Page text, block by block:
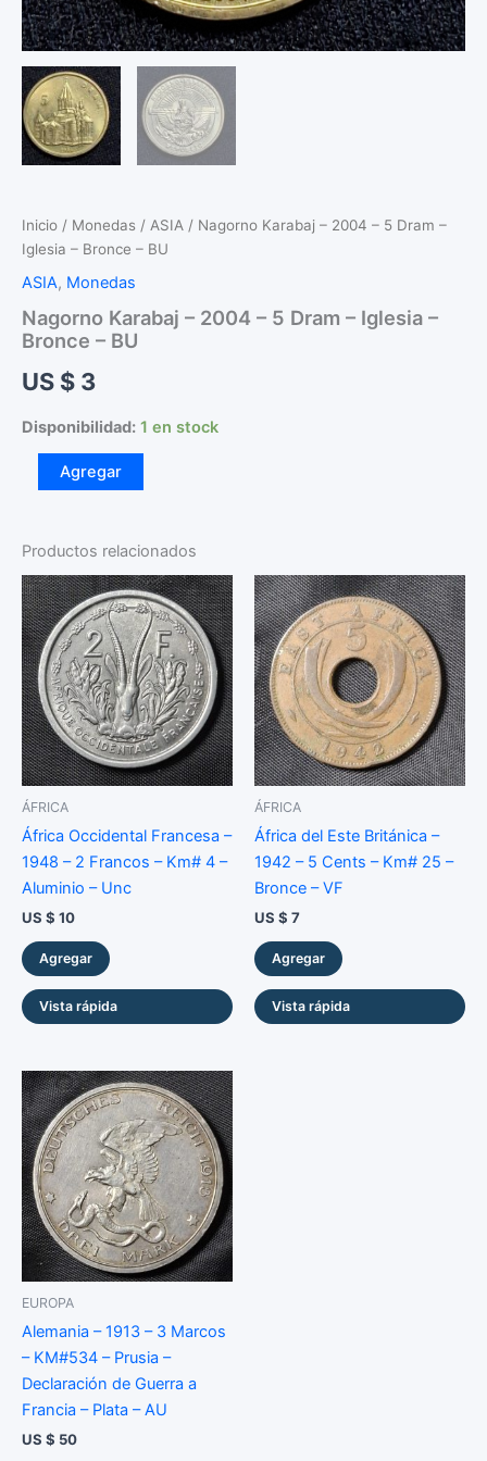
Inicio / Monedas / ASIA / Nagorno Karabaj – 2004 – 5 Dram –
Iglesia – Bronce – BU
ASIA, Monedas
Nagorno Karabaj – 2004 – 5 Dram – Iglesia –
Bronce – BU
US $ 3
Disponibilidad: 1 en stock
Nagorno
Karabaj
–
5
Dram
–
Iglesia
-
Bronce
-
BU
cantidad
Agregar
Productos relacionados
ÁFRICA
África Occidental Francesa –
1948 – 2 Francos – Km# 4 –
Aluminio – Unc
US $ 10
Agregar
Vista rápida
ÁFRICA
África del Este Británica –
1942 – 5 Cents – Km# 25 –
Bronce – VF
US $ 7
Agregar
Vista rápida
EUROPA
Alemania – 1913 – 3 Marcos
– KM#534 – Prusia –
Declaración de Guerra a
Francia – Plata – AU
US $ 50